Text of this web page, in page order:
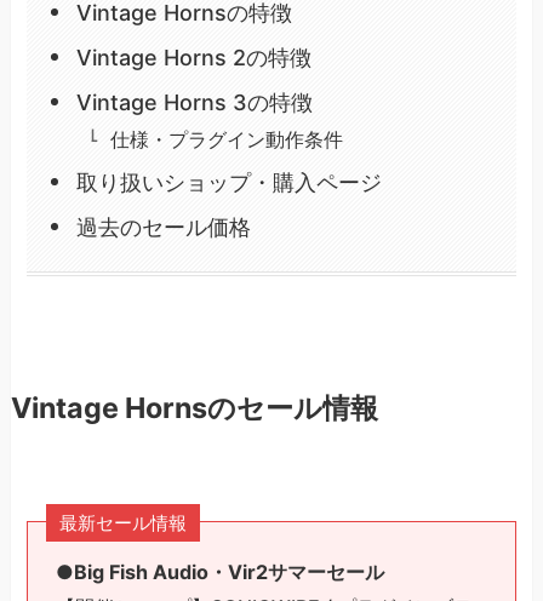
Vintage Hornsの特徴
Vintage Horns 2の特徴
Vintage Horns 3の特徴
仕様・プラグイン動作条件
取り扱いショップ・購入ページ
過去のセール価格
Vintage Hornsのセール情報
最新セール情報
●Big Fish Audio・Vir2サマーセール